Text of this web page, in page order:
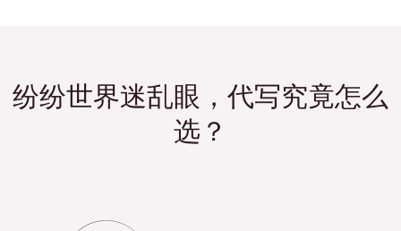
纷纷世界迷乱眼，代写究竟怎么
选？